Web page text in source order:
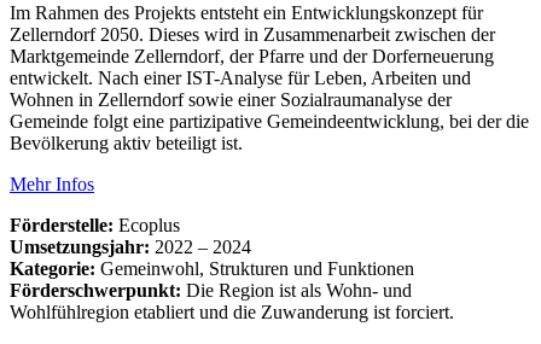
Im Rahmen des Projekts entsteht ein Entwicklungskonzept für
Zellerndorf 2050. Dieses wird in Zusammenarbeit zwischen der
Marktgemeinde Zellerndorf, der Pfarre und der Dorferneuerung
entwickelt. Nach einer IST-Analyse für Leben, Arbeiten und
Wohnen in Zellerndorf sowie einer Sozialraumanalyse der
Gemeinde folgt eine partizipative Gemeindeentwicklung, bei der die
Bevölkerung aktiv beteiligt ist.
Mehr Infos
Förderstelle: Ecoplus
Umsetzungsjahr: 2022 – 2024
Kategorie: Gemeinwohl, Strukturen und Funktionen
Förderschwerpunkt: Die Region ist als Wohn- und
Wohlfühlregion etabliert und die Zuwanderung ist forciert.